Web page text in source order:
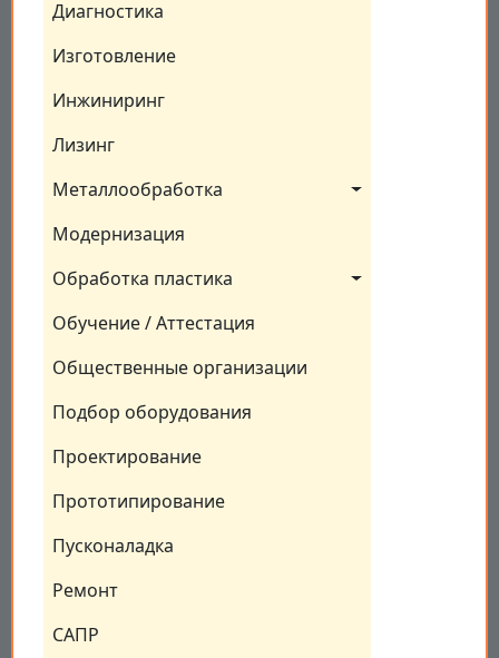
Диагностика
Изготовление
Инжиниринг
Лизинг
Металлообработка
Модернизация
Обработка пластика
Обучение / Аттестация
Общественные организации
Подбор оборудования
Проектирование
Прототипирование
Пусконаладка
Ремонт
САПР